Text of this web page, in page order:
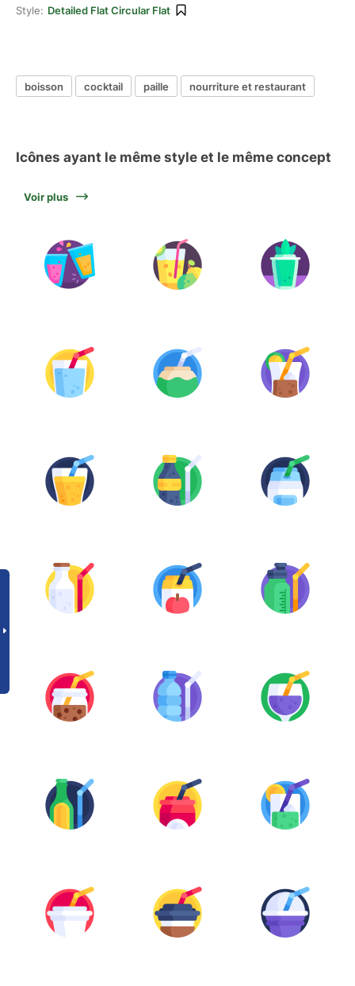
Style: Detailed Flat Circular Flat
boisson cocktail paille nourriture et restaurant
Icônes ayant le même style et le même concept
Voir plus